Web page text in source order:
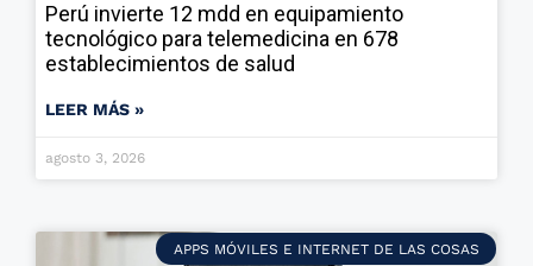
Perú invierte 12 mdd en equipamiento
tecnológico para telemedicina en 678
establecimientos de salud
LEER MÁS »
agosto 3, 2026
APPS MÓVILES E INTERNET DE LAS COSAS